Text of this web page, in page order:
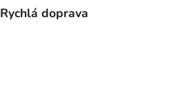
Rychlá doprava